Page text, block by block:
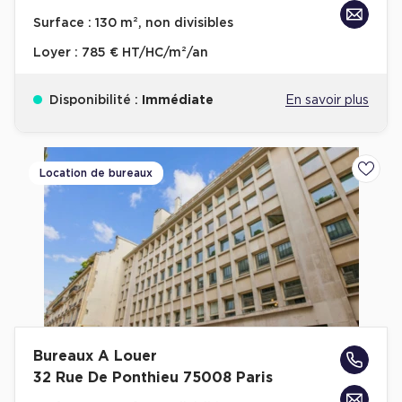
Achat de Bureaux à Rennes
Collections de Bureaux
Immeuble de bureaux avec services
Location bureaux Bellecour - Cordeliers (Lyon)
Haussmanniens
Location d'Entrepôts / Activités
Location d'Entrepôts / Activités à Aix-en-Provence
Surface : 130 m², non divisibles
Loyer : 785 € HT/HC/m²/an
Disponibilité : Immédiate En savoir plus
Location de bureaux
Bureaux A Louer
32 Rue De Ponthieu 75008 Paris